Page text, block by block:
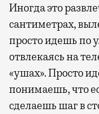
Иногда это
сантиметрах,
просто идешь по
отвлекаясь на
«ушах». Просто
понимаешь, что
сделаешь шаг в